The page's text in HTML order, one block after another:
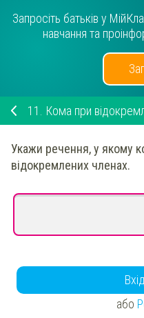
Запросіть батьків у
навчання та
11. Кома при
Укажи речення, у якому
відокремлених членах.
або